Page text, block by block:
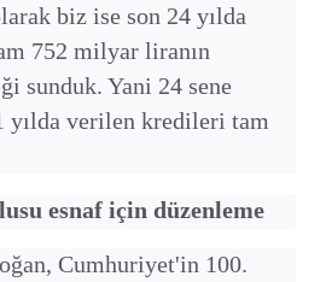
biz ise son 24 yılda
752 milyar liranın
sunduk. Yani 24 sene
verilen kredileri tam
esnaf için düzenleme
Cumhuriyet'in 100.